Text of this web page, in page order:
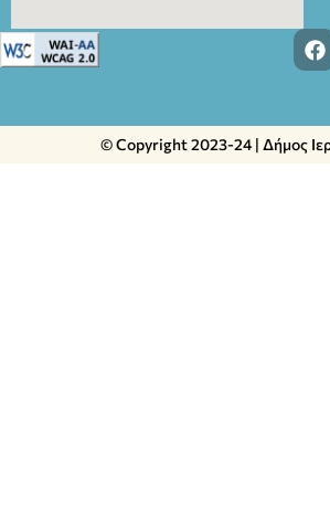
© Copyright 2023-24 | Δήμος